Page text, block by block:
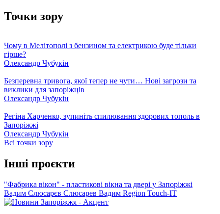
Точки зору
Чому в Мелітополі з бензином та електрикою буде тільки
гірше?
Олександр Чубукін
Безперевна тривога, якої тепер не чути… Нові загрози та
виклики для запоріжців
Олександр Чубукін
Регіна Харченко, зупиніть спилювання здорових тополь в
Запоріжжі
Олександр Чубукін
Всі точки зору
Інші проєкти
"Фабрика вікон" - пластикові вікна та двері у Запоріжжі
Вадим Слюсарєв Слюсарев Вадим Region Touch-IT